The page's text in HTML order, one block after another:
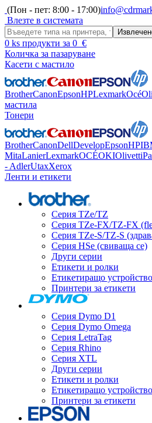
(Пон - пет: 8:00 - 17:00)
Влезте в системата
0 ks продукти за 0 €
Количка за пазаруване
Касети с мастило
BrotherCanonEpsonHPLexmarkOcé
мастила
Тонери
BrotherCanonDellDevelopEpsonHP
MitaLanierLexmarkOCÉOKIOlivetti
- AdlerUtaxXerox
Ленти и етикети
Серия TZe/TZ
Серия TZe-FX/TZ-FX
Серия TZe-S/TZ-S
Серия HSe (свиваща се)
Други серии
Етикети и ролки
Етикетиращо устройство
Принтери за етикети
Серия Dymo D1
Серия Dymo Omega
Серия LetraTag
Серия Rhino
Серия XTL
Други серии
Етикети и ролки
Етикетиращо устройство
Принтери за етикети